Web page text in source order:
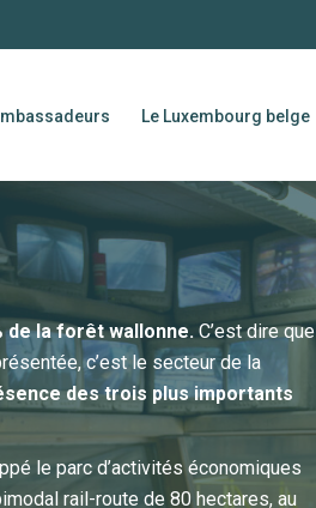
Le Luxembourg belge
de la forêt wallonne. C’est dire que
c’est le secteur de la
des trois plus importants
le parc d’activités économiques
rail-route de 80 hectares, au